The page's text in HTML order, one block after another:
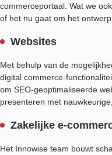
commerceportaal. Wat we
of het nu gaat om het
Websites
Met behulp van de
digital commerce-
om SEO-geoptimaliseerde
presenteren met
Zakelijke e-
Het Innowise team bouwt